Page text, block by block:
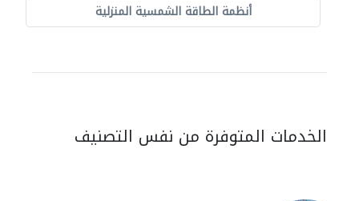
أنظمة الطاقة الشمسية المنزلية
الخدمات المتوفرة من نفس التصنيف